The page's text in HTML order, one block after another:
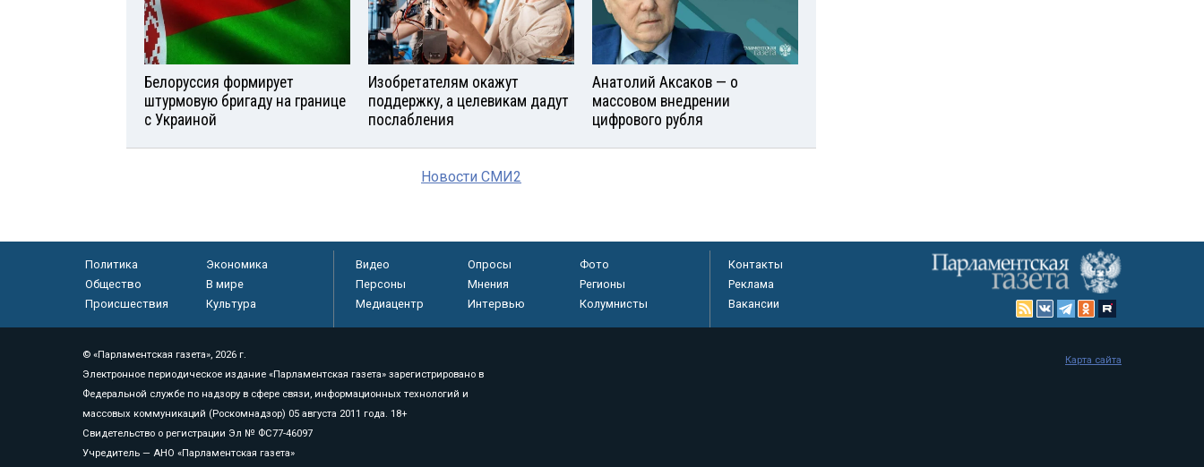
Белоруссия формирует
штурмовую бригаду на границе
с Украиной
Изобретателям окажут
поддержку, а целевикам дадут
послабления
Анатолий Аксаков — о
массовом внедрении
цифрового рубля
Новости СМИ2
Политика
Экономика
Общество
В мире
Происшествия
Культура
Видео Опросы
Фото
Персоны
Мнения
Регионы
Медиацентр
Интервью Колумнисты
Контакты
Реклама
Вакансии
© «Парламентская газета», 2026 г.
Электронное периодическое издание «Парламентская газета» зарегистрировано в
Федеральной службе по надзору в сфере связи, информационных технологий и
массовых коммуникаций (Роскомнадзор) 05 августа 2011 года. 18+
Свидетельство о регистрации Эл № ФС77-46097
Учредитель — АНО «Парламентская газета»
Карта сайта